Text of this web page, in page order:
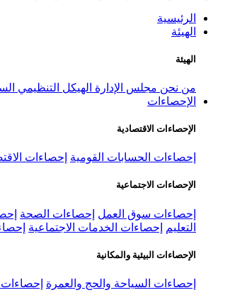
الرئيسية
الهيئة
الهيئة
من نحن مجلس الإدارة الهيكل التنظيمي
الإحصاءات
الإحصاءات الاقتصادية
إحصاءات الحسابات القومية إحصاءات
الإحصاءات الاجتماعية
إحصاءات سوق العمل إحصاءات الصحة
التعليم
إحصاءات الخدمات الاجتماعية
الإحصاءات البيئية والمكانية
إحصاءات السياحة والحج والعمرة